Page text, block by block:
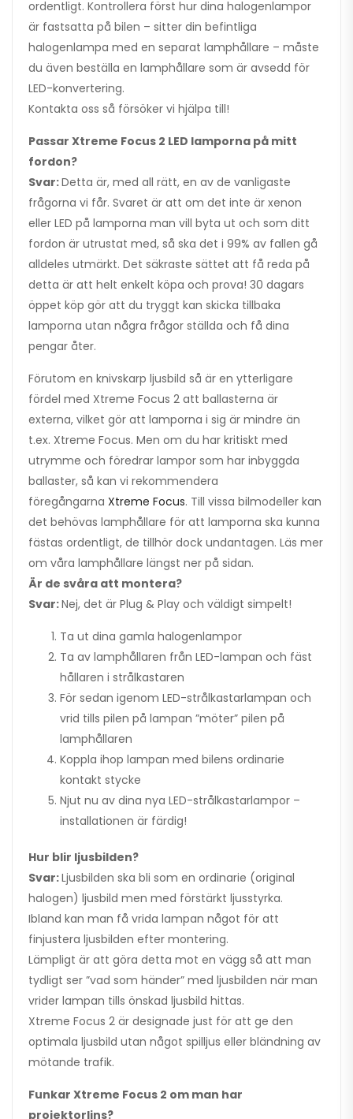
ordentligt. Kontrollera först hur dina halogenlampor
är fastsatta på bilen – sitter din befintliga
halogenlampa med en separat lamphållare – måste
du även beställa en lamphållare som är avsedd för
LED-konvertering.
Kontakta oss så försöker vi hjälpa till!
Passar Xtreme Focus 2 LED lamporna på mitt
fordon?
Svar:Detta är, med all rätt, en av de vanligaste
frågorna vi får. Svaret är att om det inte är xenon
eller LED på lamporna man vill byta ut och som ditt
fordon är utrustat med, så ska det i 99% av fallen gå
alldeles utmärkt. Det säkraste sättet att få reda på
detta är att helt enkelt köpa och prova! 30 dagars
öppet köp gör att du tryggt kan skicka tillbaka
lamporna utan några frågor ställda och få dina
pengar åter.
Förutom en knivskarp ljusbild så är en ytterligare
fördel med Xtreme Focus 2 att ballasterna är
externa, vilket gör att lamporna i sig är mindre än
t.ex. Xtreme Focus. Men om du har kritiskt med
utrymme och föredrar lampor som har inbyggda
ballaster, så kan vi rekommendera
föregångarna Xtreme Focus. Till vissa bilmodeller kan
det behövas lamphållare för att lamporna ska kunna
fästas ordentligt, de tillhör dock undantagen. Läs mer
om våra lamphållare längst ner på sidan.
Är de svåra att montera?
Svar:Nej, det är Plug & Play och väldigt simpelt!
Ta ut dina gamla halogenlampor
Ta av lamphållaren från LED-lampan och fäst
hållaren i strålkastaren
För sedan igenom LED-strålkastarlampan och
vrid tills pilen på lampan ”möter” pilen på
lamphållaren
Koppla ihop lampan med bilens ordinarie
kontakt stycke
Njut nu av dina nya LED-strålkastarlampor –
installationen är färdig!
Hur blir ljusbilden?
Svar:Ljusbilden ska bli som en ordinarie (original
halogen) ljusbild men med förstärkt ljusstyrka.
Ibland kan man få vrida lampan något för att
finjustera ljusbilden efter montering.
Lämpligt är att göra detta mot en vägg så att man
tydligt ser ”vad som händer” med ljusbilden när man
vrider lampan tills önskad ljusbild hittas.
Xtreme Focus 2 är designade just för att ge den
optimala ljusbild utan något spilljus eller bländning av
mötande trafik.
Funkar Xtreme Focus 2 om man har
projektorlins?